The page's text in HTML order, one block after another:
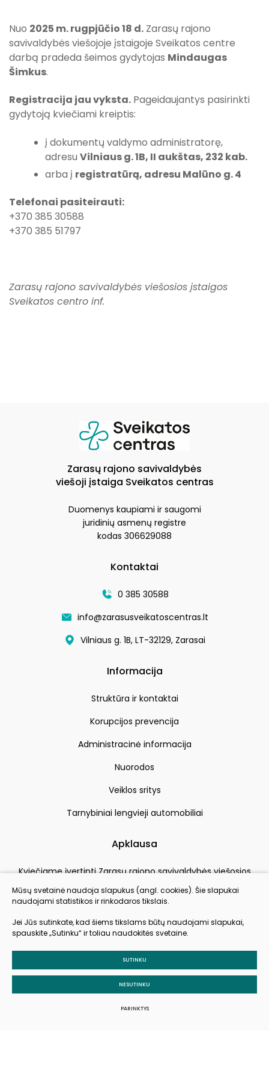
Teisės aktų pažeidimai
Tyrimai ir analizės
Smurto ir priekabiavimo prevencijos politika
Smurto ir priekabiavimo prevencijos politikos
įgyvendinimo veiksmų planas
Nuo 2025 m. rugpjūčio 18 d. Zarasų rajono
savivaldybės viešojoje įstaigoje Sveikatos centre
darbą pradeda šeimos gydytojas Mindaugas
Šimkus.
Registracija jau vyksta. Pageidaujantys pasirinkti
gydytoją kviečiami kreiptis:
į dokumentų valdymo administratorę,
adresu Vilniaus g. 1B, II aukštas, 232 kab.
arba į registratūrą, adresu Malūno g. 4
Telefonai pasiteirauti:
+370 385 30588
+370 385 51797
Zarasų rajono savivaldybės viešosios įstaigos
Sveikatos centro inf.
Zarasų rajono savivaldybės
viešoji įstaiga Sveikatos centras
Duomenys kaupiami ir saugomi
juridinių asmenų registre
kodas 306629088
Kontaktai
0 385 30588
info@zarasusveikatoscentras.lt
Vilniaus g. 1B, LT-32129, Zarasai
Informacija
Struktūra ir kontaktai
Korupcijos prevencija
Administracinė informacija
Nuorodos
Veiklos sritys
Tarnybiniai lengvieji automobiliai
Apklausa
Kviečiame įvertinti Zarasų rajono savivaldybės viešosios
įstaigos Zarasų sveikatos centras paslaugų kokybę
VERTINTI
© 2026 Visos teisės saugomos
Slapukų parinktys
Sukurta:TEXUS
Mūsų svetainė naudoja slapukus (angl. cookies). Šie slapukai
naudojami statistikos ir rinkodaros tikslais.
Jei Jūs sutinkate, kad šiems tikslams būtų naudojami slapukai,
spauskite „Sutinku“ ir toliau naudokitės svetaine.
SUTINKU
NESUTINKU
PARINKTYS